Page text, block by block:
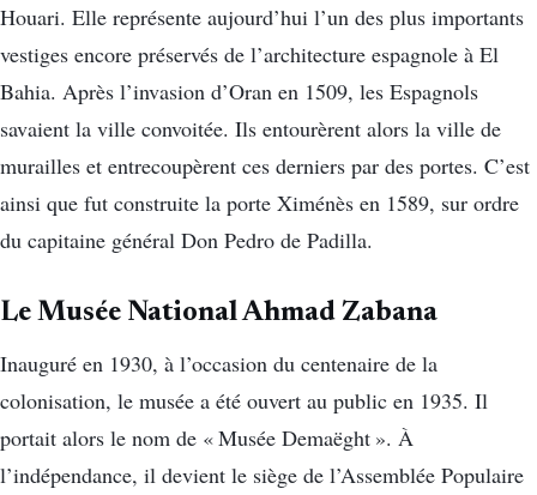
Houari. Elle représente aujourd’hui l’un des plus importants
vestiges encore préservés de l’architecture espagnole à El
Bahia. Après l’invasion d’Oran en 1509, les Espagnols
savaient la ville convoitée. Ils entourèrent alors la ville de
murailles et entrecoupèrent ces derniers par des portes. C’est
ainsi que fut construite la porte Ximénès en 1589, sur ordre
du capitaine général Don Pedro de Padilla.
Le Musée National Ahmad Zabana
Inauguré en 1930, à l’occasion du centenaire de la
colonisation, le musée a été ouvert au public en 1935. Il
portait alors le nom de « Musée Demaëght ». À
l’indépendance, il devient le siège de l’Assemblée Populaire